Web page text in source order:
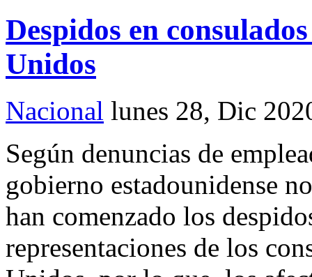
Despidos en
Unidos
Nacional lunes 28, Dic
Según denuncias de
gobierno estadounidense
han comenzado los
representaciones de los